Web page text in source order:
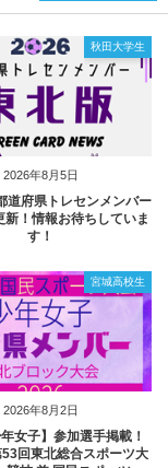
2026年8月5日
秋田大学生
道府県トレセンメンバー
新！情報お待ちしていま
す！
2026年8月2日
宮城高校生
年女子】参加選手掲載！
回東北総合スポーツ大